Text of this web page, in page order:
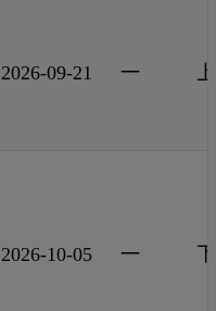
2026-09-21 一
2026-10-05 一